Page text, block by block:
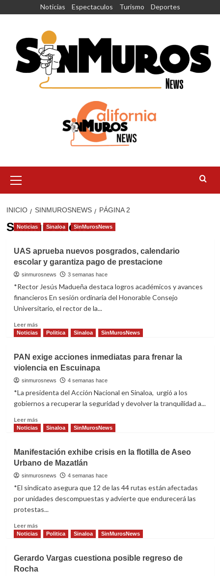
Noticias Espectaculos Turismo Deportes
principal
INICIO SINMUROSNEWS PÁGINA 2
SinMurosNews
Noticias Sinaloa SinMurosNews
UAS aprueba nuevos posgrados, calendario
escolar y garantiza pago de prestacione
sinmurosnews 3 semanas hace
*Rector Jesús Madueña destaca logros académicos y avances
financieros En sesión ordinaria del Honorable Consejo
Universitario, el rector de la...
Leer másRead
more
aprueba
nuevos
posgrados,
calendario
y
pago
Noticias Politica Sinaloa SinMurosNews
PAN exige acciones inmediatas para frenar la
violencia en Escuinapa
sinmurosnews 4 semanas hace
*La presidenta del Acción Nacional en Sinaloa, urgió a los
gobiernos a recuperar la seguridad y devolver la tranquilidad a...
Leer másRead
more
exige
acciones
inmediatas
para
la
violencia
Escuinapa
Noticias Sinaloa SinMurosNews
Manifestación exhibe crisis en la flotilla de Aseo
Urbano de Mazatlán
sinmurosnews 4 semanas hace
*El sindicato asegura que 12 de las 44 rutas están afectadas
por unidades descompuestas y advierte que endurecerá las
protestas...
Leer másRead
more
exhibe
crisis
Noticias Politica Sinaloa SinMurosNews
Gerardo Vargas cuestiona posible regreso de
Rocha